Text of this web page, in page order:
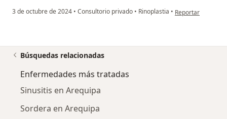
3 de octubre de 2024 • Consultorio privado • Rinoplastia • en opinión del
Reportar
Búsquedas relacionadas
Enfermedades más tratadas
Sinusitis en Arequipa
Sordera en Arequipa